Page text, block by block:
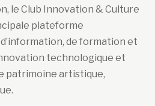
le Club Innovation & Culture
plateforme
de formation et
technologique et
patrimoine artistique,